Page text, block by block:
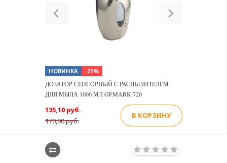
Previous
НОВИНКА -21%
ДОЗАТОР СЕНСОРНЫЙ С РАСПЫЛИТЕЛЕМ
ДЛЯ МЫЛА 1000 МЛ GFMARK 720
170,00 руб.
135,10 руб.
В КОРЗИНУ